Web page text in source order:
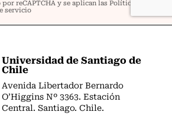
Universidad de Santiago de
Chile
Avenida Libertador Bernardo
O’Higgins Nº 3363. Estación
Central. Santiago. Chile.